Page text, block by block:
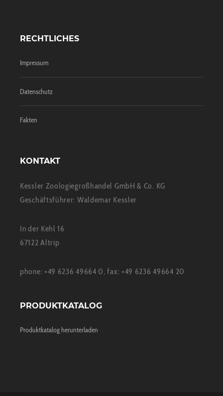
RECHTLICHES
Impressum
Datenschutz
Fakten
KONTAKT
Kessler Zoologiegroßhandel GmbH & Co. KG
Geschäftsführer: Waldemar Kessler
In der Kehl 16
67122 Altrip
phone: +49 6236 49664 0, fax: +49 6236 49664 20
PRODUKTKATALOG
Produktkatalog herunterladen